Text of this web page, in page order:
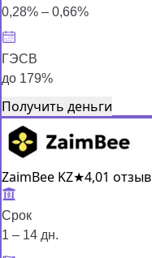
0,28% – 0,66%
ГЭСВ
до 179%
Получить деньги
ZaimBee KZ★4,01 отзыв
Срок
1 – 14 дн.